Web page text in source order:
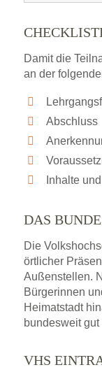
Damit die
an der
Abschluss
Inhalte
DAS
Die
örtlicher
Außenstellen.
Bürgerinnen
Heimatstadt
bundesweit
VHS